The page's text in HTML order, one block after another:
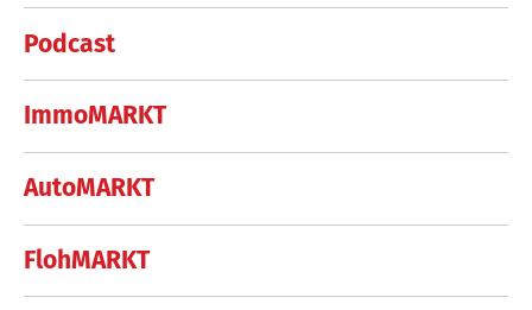
Podcast
ImmoMARKT
AutoMARKT
FlohMARKT